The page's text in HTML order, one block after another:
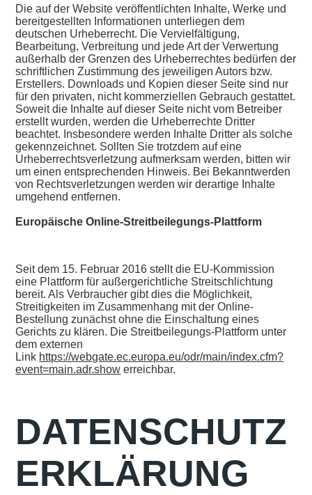
Die auf der Website veröffentlichten Inhalte, Werke und
bereitgestellten Informationen unterliegen dem
deutschen Urheberrecht. Die Vervielfältigung,
Bearbeitung, Verbreitung und jede Art der Verwertung
außerhalb der Grenzen des Urheberrechtes bedürfen der
schriftlichen Zustimmung des jeweiligen Autors bzw.
Erstellers. Downloads und Kopien dieser Seite sind nur
für den privaten, nicht kommerziellen Gebrauch gestattet.
Soweit die Inhalte auf dieser Seite nicht vom Betreiber
erstellt wurden, werden die Urheberrechte Dritter
beachtet. Insbesondere werden Inhalte Dritter als solche
gekennzeichnet. Sollten Sie trotzdem auf eine
Urheberrechtsverletzung aufmerksam werden, bitten wir
um einen entsprechenden Hinweis. Bei Bekanntwerden
von Rechtsverletzungen werden wir derartige Inhalte
umgehend entfernen.
Europäische Online-Streitbeilegungs-Plattform
Seit dem 15. Februar 2016 stellt die EU-Kommission
eine Plattform für außergerichtliche Streitschlichtung
bereit. Als Verbraucher gibt dies die Möglichkeit,
Streitigkeiten im Zusammenhang mit der Online-
Bestellung zunächst ohne die Einschaltung eines
Gerichts zu klären. Die Streitbeilegungs-Plattform unter
dem externen
Link https://webgate.ec.europa.eu/odr/main/index.cfm?
event=main.adr.show erreichbar.
DATENSCHUTZ
ERKLÄRUNG